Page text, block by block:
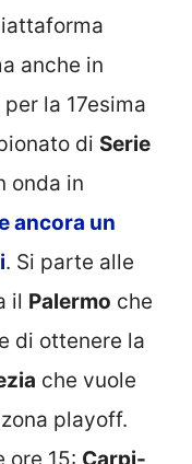
anche in
la 17esima
di Serie
onda in
ancora un
. Si parte alle
il Palermo che
di ottenere la
che vuole
playoff.